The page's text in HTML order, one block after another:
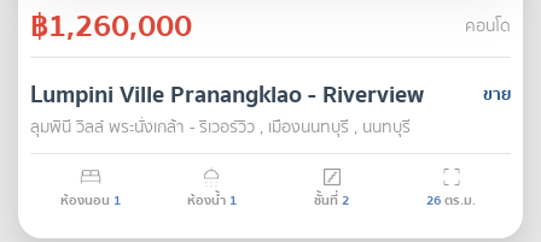
฿1,260,000 คอนโด
ขาย
Lumpini Ville Pranangklao - Riverview
ลุมพินี วิลล์ พระนั่งเกล้า - ริเวอร์วิว , เมืองนนทบุรี , นนทบุรี
ห้องนอน 1 ห้องน้ำ 1 ชั้นที่2 26ตร.ม.